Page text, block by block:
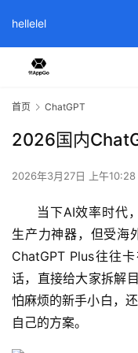
首页 ChatGPT
2026国内
2026年3月27日 上午10:28
当下AI效率时代
生产力神器，但受海
ChatGPT Plus往往
话，直接给大家拆解
怕麻烦的新手小白，
自己的方案。
hellelel